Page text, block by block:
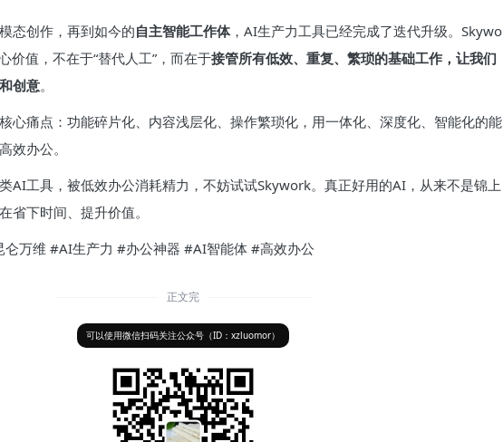
态创作，再到如今的自主智能工作体，AI生产力工具已经完成了迭代升级。Skywo
价值，不在于“替代人工”，而在于接管所有低效、重复、繁琐的基础工作，让我们
创意。
心痛点：功能碎片化、内容浅层化、操作繁琐化，用一体化、深度化、智能化的能
效办公。
AI工具，被低效办公消耗精力，不妨试试Skywork。真正好用的AI，从来不是锦上
省下时间、提升价值。
万维 #AI生产力 #办公神器 #AI智能体 #高效办公
正文完
可以使用微信扫码关注公众号（ID：xzluomor）